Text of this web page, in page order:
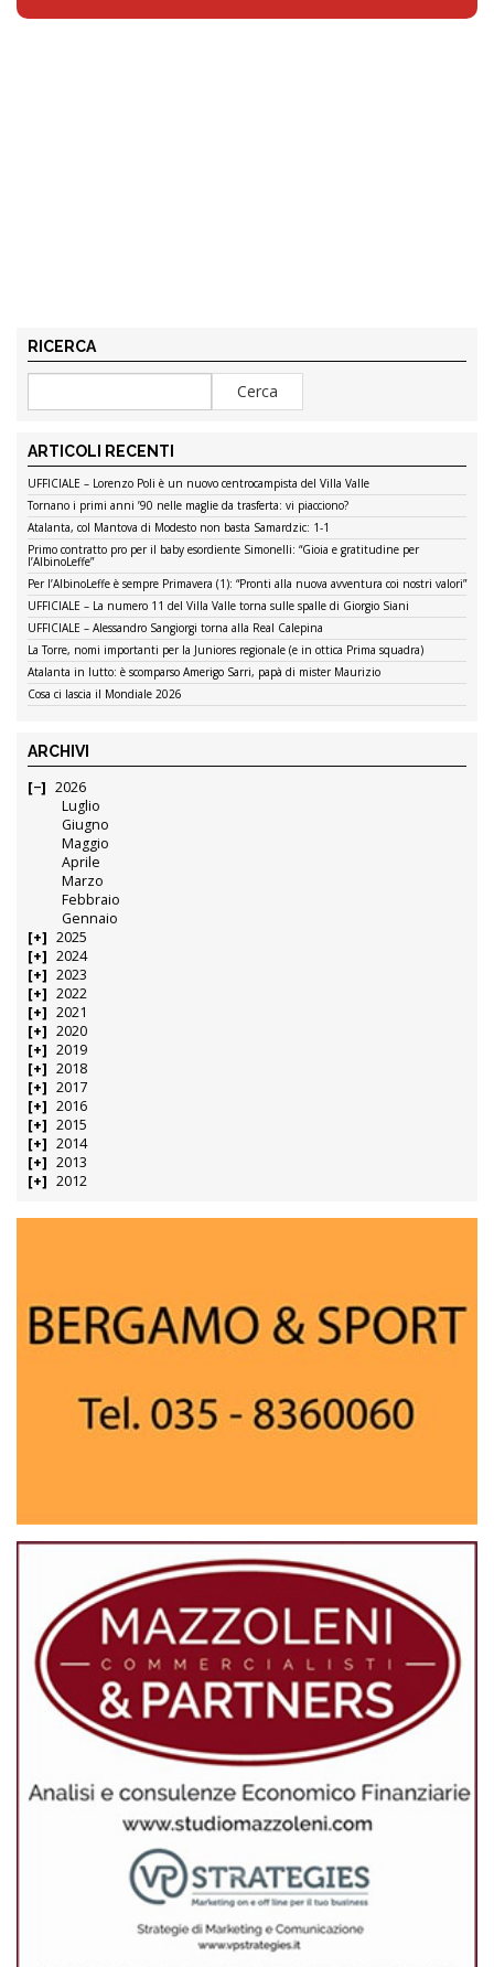
RICERCA
ARTICOLI RECENTI
UFFICIALE – Lorenzo Poli è un nuovo centrocampista del Villa Valle
Tornano i primi anni ’90 nelle maglie da trasferta: vi piacciono?
Atalanta, col Mantova di Modesto non basta Samardzic: 1-1
Primo contratto pro per il baby esordiente Simonelli: “Gioia e gratitudine per
l’AlbinoLeffe”
Per l’AlbinoLeffe è sempre Primavera (1): “Pronti alla nuova avventura coi nostri valori”
UFFICIALE – La numero 11 del Villa Valle torna sulle spalle di Giorgio Siani
UFFICIALE – Alessandro Sangiorgi torna alla Real Calepina
La Torre, nomi importanti per la Juniores regionale (e in ottica Prima squadra)
Atalanta in lutto: è scomparso Amerigo Sarri, papà di mister Maurizio
Cosa ci lascia il Mondiale 2026
ARCHIVI
2026
Luglio
Giugno
Maggio
Aprile
Marzo
Febbraio
Gennaio
2025
2024
2023
2022
2021
2020
2019
2018
2017
2016
2015
2014
2013
2012